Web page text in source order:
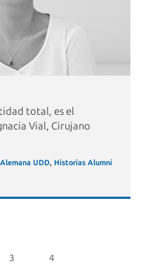
total, es el
Vial, Cirujano
UDD, Historias Alumni
3 4